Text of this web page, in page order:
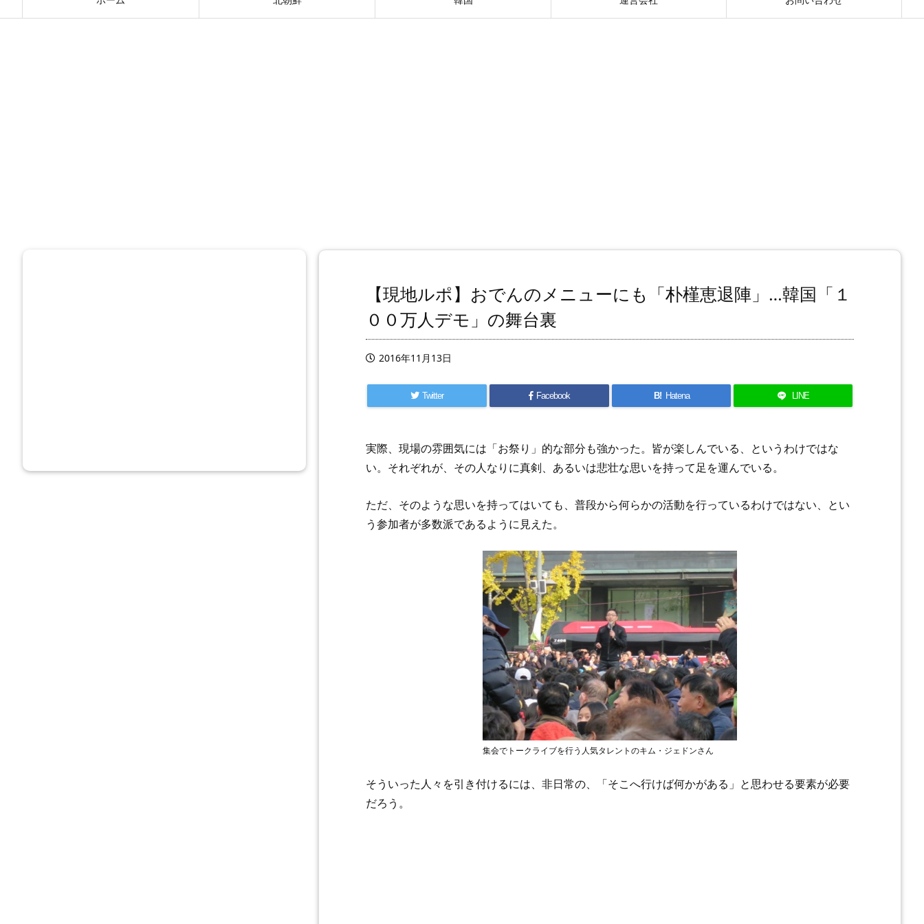
【現地ルポ】おでんのメニューにも「朴槿恵退陣」…韓国「１
００万人デモ」の舞台裏
2016年11月13日
Twitter Facebook B! Hatena LINE
実際、現場の雰囲気には「お祭り」的な部分も強かった。皆が楽しんでいる、というわけではな
い。それぞれが、その人なりに真剣、あるいは悲壮な思いを持って足を運んでいる。
ただ、そのような思いを持ってはいても、普段から何らかの活動を行っているわけではない、とい
う参加者が多数派であるように見えた。
集会でトークライブを行う人気タレントのキム・ジェドンさん
そういった人々を引き付けるには、非日常の、「そこへ行けば何かがある」と思わせる要素が必要
だろう。